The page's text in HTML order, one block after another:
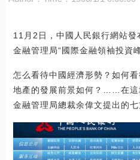
11月2日，中國人民銀行網站
金融管理局“國際金融領袖投資
怎么看待中國經濟形勢？如何
地產的發展前景如何？……在這
金融管理局總裁余偉文提出的七